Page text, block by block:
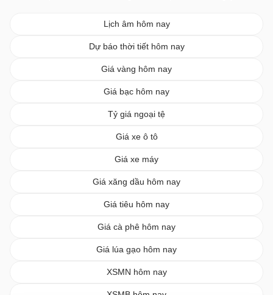
Lịch âm hôm nay
Dự báo thời tiết hôm nay
Giá vàng hôm nay
Giá bạc hôm nay
Tỷ giá ngoại tệ
Giá xe ô tô
Giá xe máy
Giá xăng dầu hôm nay
Giá tiêu hôm nay
Giá cà phê hôm nay
Giá lúa gạo hôm nay
XSMN hôm nay